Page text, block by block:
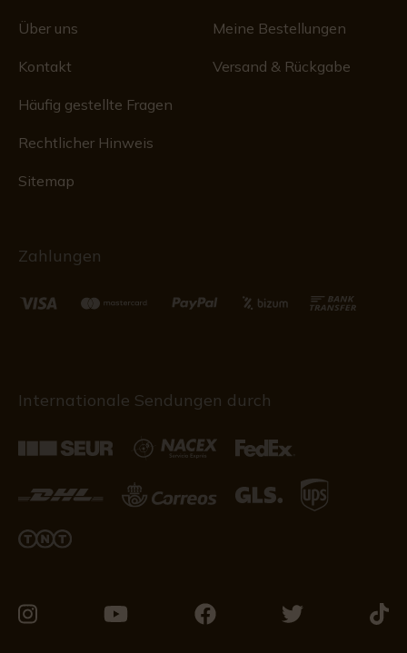
Über uns
Kontakt
Häufig gestellte Fragen
Rechtlicher Hinweis
Sitemap
Meine Bestellungen
Versand & Rückgabe
Zahlungen
Internationale Sendungen durch